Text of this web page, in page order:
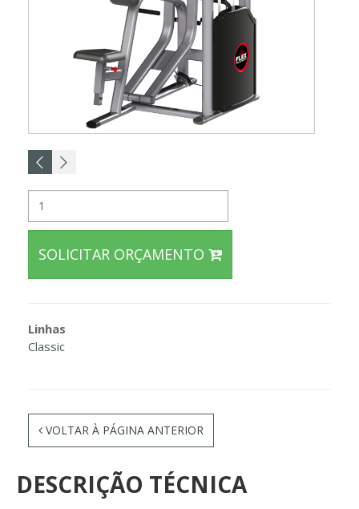
SOLICITAR ORÇAMENTO
Linhas
Classic
VOLTAR À PÁGINA ANTERIOR
DESCRIÇÃO TÉCNICA